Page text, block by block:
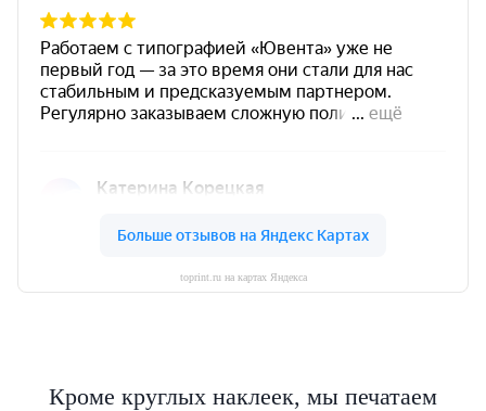
toprint.ru на картах Яндекса
Кроме круглых наклеек, мы печатаем